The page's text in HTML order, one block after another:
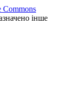
Commons
інше